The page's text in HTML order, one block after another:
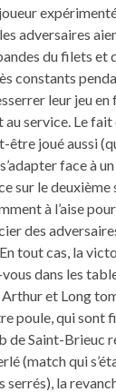
adversaires
du filets et
constants
leur jeu
service. Le fait
être joué aussi
face à
sur le deuxième
à l’aise
des
tout cas, la
dans les
et Long
poule, qui sont
de Saint-Brieuc
(match qui
serrés), la